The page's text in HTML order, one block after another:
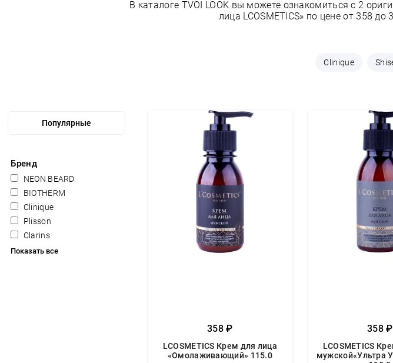
В каталоге TVOI LOOK вы можете ознакомиться с 2
лица LCOSMETICS» по цене от 358
Clinique
Бренд
NEON BEARD
BIOTHERM
Clinique
Plisson
Clarins
Показать все
358 ₽
LCOSMETICS Крем для лица
«Омолаживающий» 115.0
358 ₽
LCOSMETICS
мужской«Ультра